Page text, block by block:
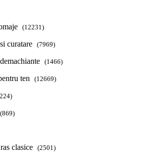
(12231)
curatare (7969)
(1466)
ten (12669)
(869)
clasice (2501)